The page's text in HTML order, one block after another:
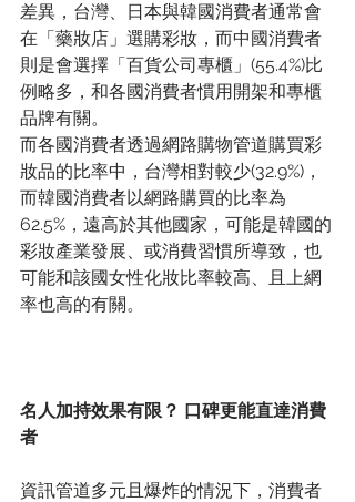
差異，台灣、日本與韓國消費者通常會
在「藥妝店」選購彩妝，而中國消費者
則是會選擇「百貨公司專櫃」(55.4%)比
例略多，和各國消費者慣用開架和專櫃
品牌有關。
而各國消費者透過網路購物管道購買彩
妝品的比率中，台灣相對較少(32.9%)，
而韓國消費者以網路購買的比率為
62.5%，遠高於其他國家，可能是韓國的
彩妝產業發展、或消費習慣所導致，也
可能和該國女性化妝比率較高、且上網
率也高的有關。
名人加持效果有限？ 口碑更能直達消費
者
資訊管道多元且爆炸的情況下，消費者